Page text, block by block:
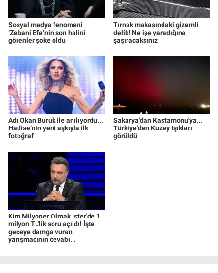
Sosyal medya fenomeni
‘Zebani Efe’nin son halini
görenler şoke oldu
Tırnak makasındaki gizemli
delik! Ne işe yaradığına
şaşıracaksınız
Adı Okan Buruk ile anılıyordu...
Hadise’nin yeni aşkıyla ilk
fotoğraf
Sakarya'dan Kastamonu'ya...
Türkiye'den Kuzey Işıkları
görüldü
Kim Milyoner Olmak İster'de 1
milyon TL'lik soru açıldı! İşte
geceye damga vuran
yarışmacının cevabı...